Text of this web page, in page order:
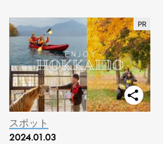
スポット
2024.01.03